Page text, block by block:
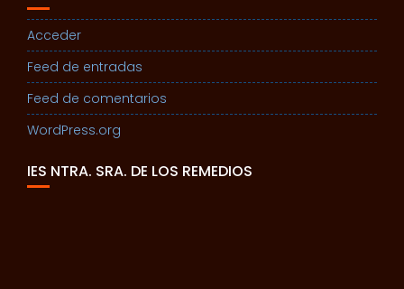
Acceder
Feed de entradas
Feed de comentarios
WordPress.org
IES NTRA. SRA. DE LOS REMEDIOS